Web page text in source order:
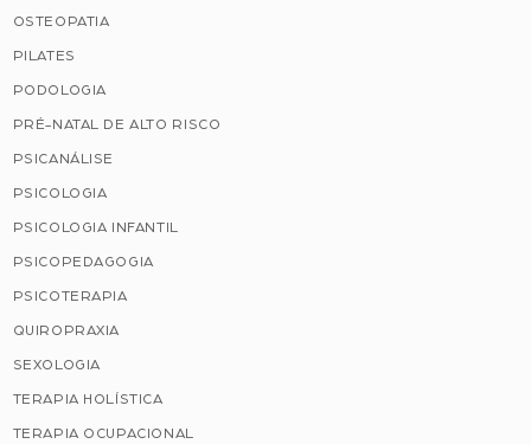
OSTEOPATIA
PILATES
PODOLOGIA
PRÉ-NATAL DE ALTO RISCO
PSICANÁLISE
PSICOLOGIA
PSICOLOGIA INFANTIL
PSICOPEDAGOGIA
PSICOTERAPIA
QUIROPRAXIA
SEXOLOGIA
TERAPIA HOLÍSTICA
TERAPIA OCUPACIONAL